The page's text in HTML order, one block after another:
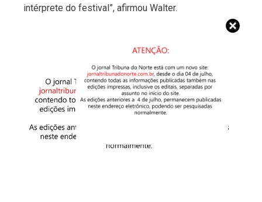
intérprete do festival”, afirmou Walter.